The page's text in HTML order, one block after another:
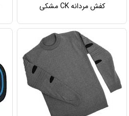
کفش مردانه CK مشکی